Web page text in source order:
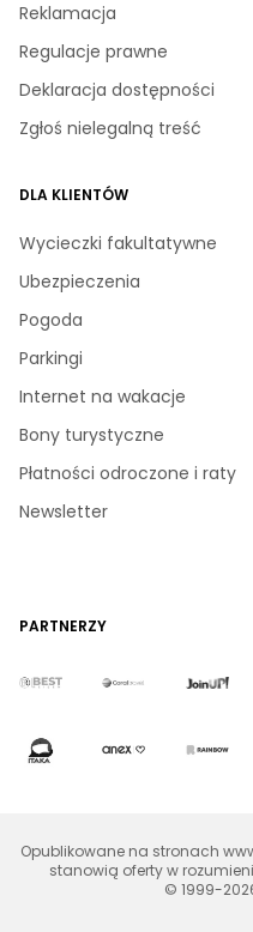
Reklamacja
Regulacje prawne
Deklaracja dostępności
Zgłoś nielegalną treść
DLA KLIENTÓW
Wycieczki fakultatywne
Ubezpieczenia
Pogoda
Parkingi
Internet na wakacje
Bony turystyczne
Płatności odroczone i raty
Newsletter
PARTNERZY
Opublikowane na stronach
stanowią oferty w
© 1999-